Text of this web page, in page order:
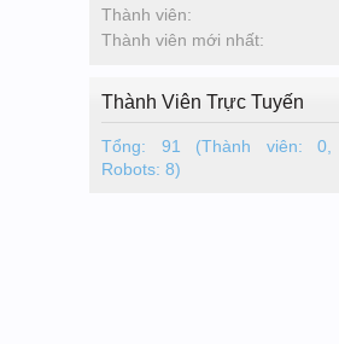
Thành viên:
Thành viên mới nhất:
Thành Viên Trực Tuyến
Tổng: 91 (Thành viên: 0,
Robots: 8)